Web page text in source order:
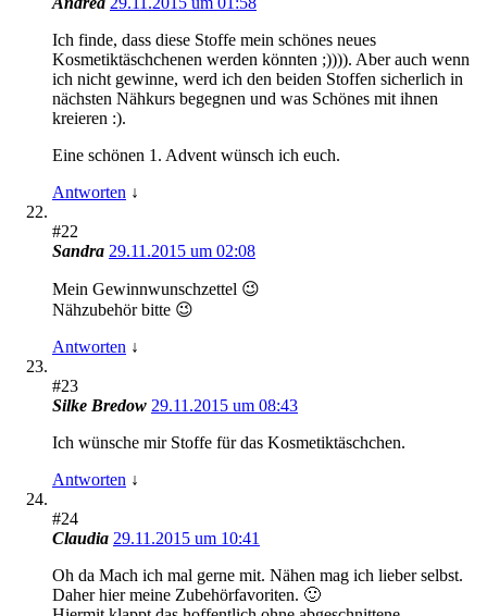
Ich finde, dass diese Stoffe mein schönes neues
Kosmetiktäschchenen werden könnten ;)))). Aber auch wenn
ich nicht gewinne, werd ich den beiden Stoffen sicherlich in
nächsten Nähkurs begegnen und was Schönes mit ihnen
kreieren :).
Eine schönen 1. Advent wünsch ich euch.
Antworten ↓
#22
Sandra 29.11.2015 um 02:08
Mein Gewinnwunschzettel 😉
Nähzubehör bitte 😉
Antworten ↓
#23
Silke Bredow 29.11.2015 um 08:43
Ich wünsche mir Stoffe für das Kosmetiktäschchen.
Antworten ↓
#24
Claudia 29.11.2015 um 10:41
Oh da Mach ich mal gerne mit. Nähen mag ich lieber selbst.
Daher hier meine Zubehörfavoriten. 🙂